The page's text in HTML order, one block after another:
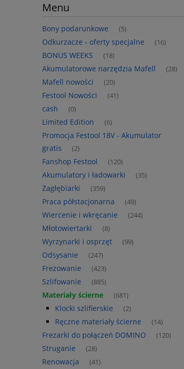
Menu
Bony podarunkowe (5)
Odkurzacze - oferty specjalne (16)
BONUS WEEKS (18)
Akumulatorowe narzędzia Mafell (28)
Mafell nowości (20)
Festool Nowości (41)
cash (0)
Limited Edition (6)
Promocja Festool 18V - Akumulator
gratis
(2)
Fanshop Festool (120)
Akumulatory i ładowarki (35)
Zagłębiarki (359)
Praca półstacjonarna (49)
Wiercenie i wkręcanie (244)
Młotowiertarki (8)
Wyrzynarki i osprzęt (99)
Odsysanie (247)
Frezowanie (423)
Szlifowanie (885)
Materiały ścierne (681)
Klocki szlifierskie (2)
Ręczne materiały ścierne (14)
Frezarki do połączeń DOMINO (120)
Struganie (28)
Renowacja (41)